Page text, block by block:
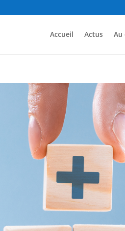
Accueil Actus Au